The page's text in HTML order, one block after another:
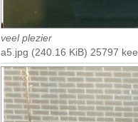
veel plezier
a5.jpg (240.16 KiB) 25797